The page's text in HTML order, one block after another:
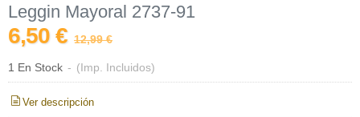
Leggin Mayoral 2737-91
6,50 € 12,99 €
1 En Stock - (Imp. Incluidos)
Ver descripción